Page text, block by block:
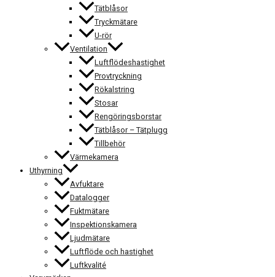
Tätblåsor
Tryckmätare
U-rör
Ventilation
Luftflödeshastighet
Provtryckning
Rökalstring
Stosar
Rengöringsborstar
Tätblåsor – Tätplugg
Tillbehör
Värmekamera
Uthyrning
Avfuktare
Datalogger
Fuktmätare
Inspektionskamera
Ljudmätare
Luftflöde och hastighet
Luftkvalité